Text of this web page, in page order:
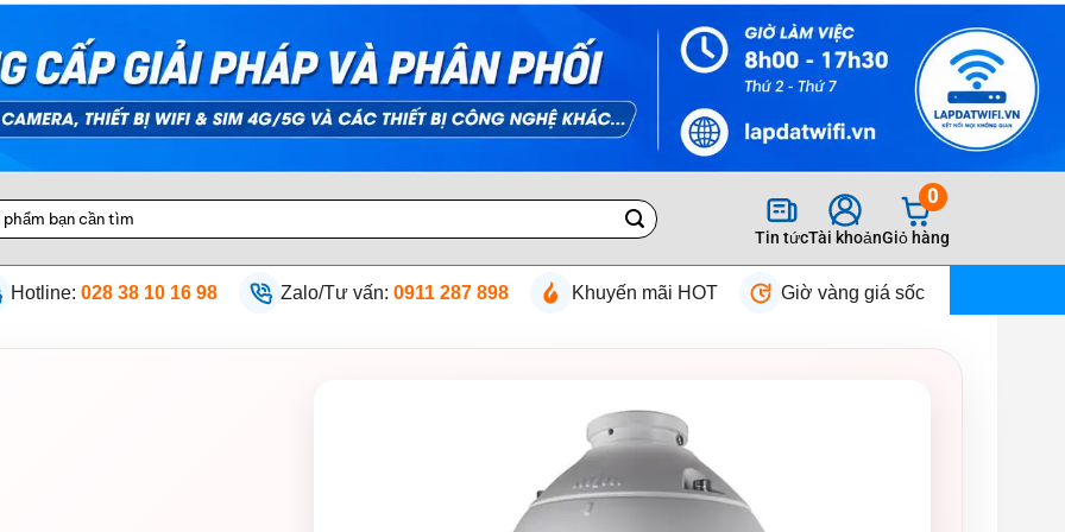
Tin tứcTài khoản
0
Giỏ hàng
Hotline: 028 38 10 16 98 Zalo/Tư vấn: 0911 287 898 Khuyến mãi HOT Giờ vàng giá sốc